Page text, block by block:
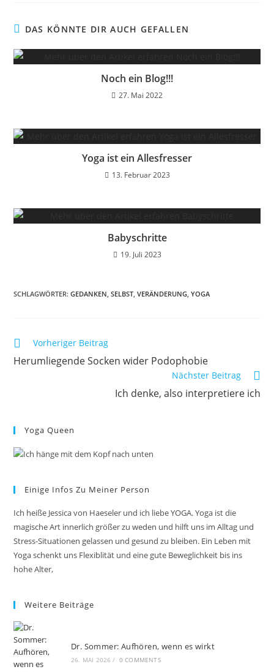
DAS KÖNNTE DIR AUCH GEFALLEN
Noch ein Blog!!!
27. Mai 2022
Yoga ist ein Allesfresser
13. Februar 2023
Babyschritte
19. Juli 2023
SCHLAGWÖRTER:GEDANKEN SELBST VERÄNDERUNG YOGA
Weitere
ansehen
Vorheriger Beitrag
Herumliegende Socken wider Podophobie
Nächster Beitrag
Ich denke, also interpretiere ich
Yoga Queen
Einige Infos Zu Meiner Person
Ich heiße Jessica von Haeseler und ich liebe YOGA. Yoga ist die
magische Art innerlich größer zu weden und hilft uns im Alltag und
Stress-Situationen gelassen und gesund zu bleiben. Ein Leben mit
Yoga schenkt uns Flexiblität und eine gute Beweglichkeit bis ins
hohe Alter,
Weitere Beiträge
Dr. Sommer: Aufhören, wenn es wirkt
26. MAI 2026 / 0 COMMENTS